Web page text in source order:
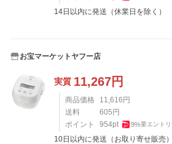
14日以内に発送（休業日を除く）
お宝マーケットヤフー店
実質 11,267円
商品価格 11,616円
送料
605円
ポイント
954pt 9%要エントリ
10日以内に発送（お取り寄せ販売